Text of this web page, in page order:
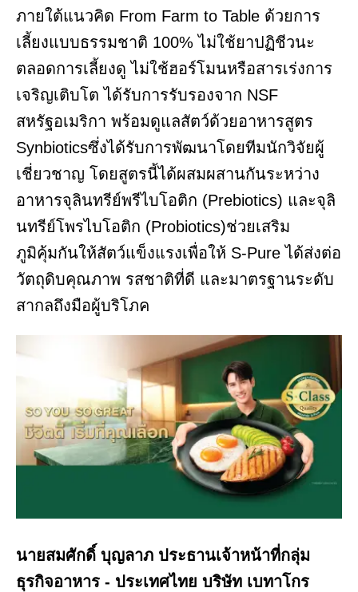
ภายใต้แนวคิด From Farm to Table ด้วยการ
เลี้ยงแบบธรรมชาติ 100% ไม่ใช้ยาปฏิชีวนะ
ตลอดการเลี้ยงดู ไม่ใช้ฮอร์โมนหรือสารเร่งการ
เจริญเติบโต ได้รับการรับรองจาก NSF
สหรัฐอเมริกา พร้อมดูแลสัตว์ด้วยอาหารสูตร
Synbioticsซึ่งได้รับการพัฒนาโดยทีมนักวิจัยผู้
เชี่ยวชาญ โดยสูตรนี้ได้ผสมผสานกันระหว่าง
อาหารจุลินทรีย์พรีไบโอติก (Prebiotics) และจุลิ
นทรีย์โพรไบโอติก (Probiotics)ช่วยเสริม
ภูมิคุ้มกันให้สัตว์แข็งแรงเพื่อให้ S-Pure ได้ส่งต่อ
วัตถุดิบคุณภาพ รสชาติที่ดี และมาตรฐานระดับ
สากลถึงมือผู้บริโภค
นายสมศักดิ์ บุญลาภ ประธานเจ้าหน้าที่กลุ่ม
ธุรกิจอาหาร - ประเทศไทย บริษัท เบทาโกร